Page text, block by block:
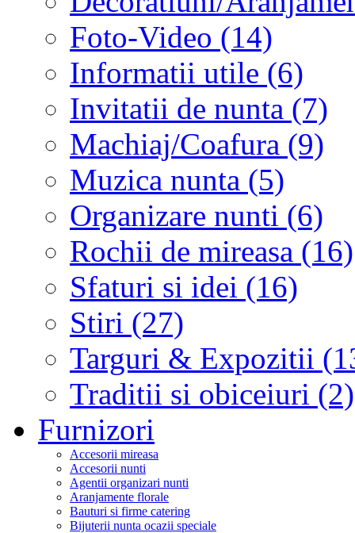
Foto-Video (14)
Informatii utile (6)
Invitatii de nunta (7)
Machiaj/Coafura (9)
Muzica nunta (5)
Organizare nunti (6)
Rochii de mireasa (16)
Sfaturi si idei (16)
Stiri (27)
Targuri & Expozitii
Traditii si obiceiuri (2)
Furnizori
Accesorii mireasa
Accesorii nunti
Agentii organizari nunti
Aranjamente florale
Bauturi si firme catering
Bijuterii nunta ocazii speciale